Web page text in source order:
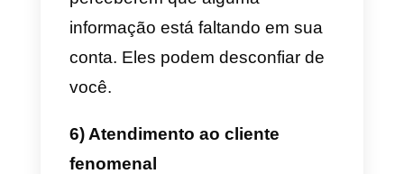
conteúdo que você publica é
realmente interessante e
de que terá muito sucesso na